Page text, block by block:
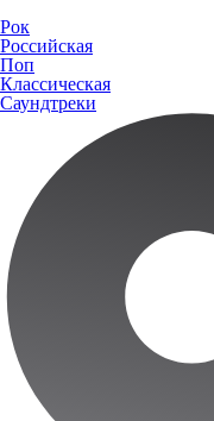
Рок
Российская
Поп
Классическая
Саундтреки